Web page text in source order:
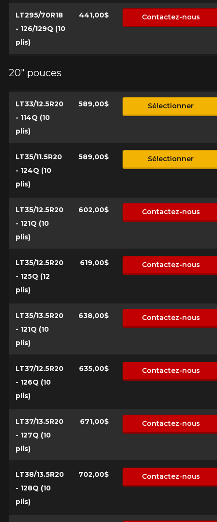
LT295/70R18
- 126/129Q (10
plis)
441,00$ Contactez-nous
20" pouces
LT33/12.5R20
- 114Q (10
plis)
589,00$ Sélectionner
LT35/11.5R20
- 124Q (10
plis)
589,00$ Sélectionner
LT35/12.5R20
- 121Q (10
plis)
602,00$ Contactez-nous
LT35/12.5R20
- 125Q (12
plis)
619,00$ Contactez-nous
LT35/13.5R20
- 121Q (10
plis)
638,00$ Contactez-nous
LT37/12.5R20
- 126Q (10
plis)
635,00$ Contactez-nous
LT37/13.5R20
- 127Q (10
plis)
671,00$ Contactez-nous
LT38/13.5R20
- 128Q (10
plis)
702,00$ Contactez-nous